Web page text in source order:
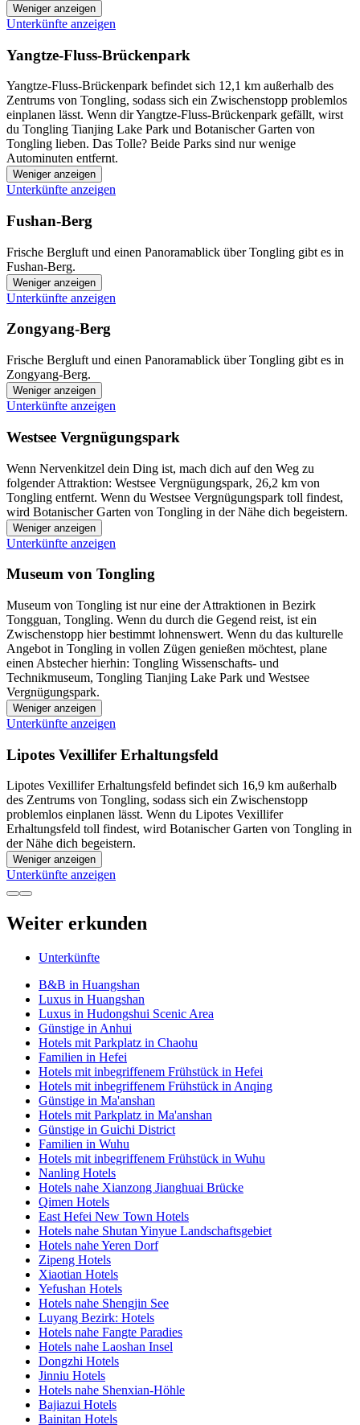
Weniger anzeigen
Unterkünfte anzeigen
Yangtze-Fluss-Brückenpark
Yangtze-Fluss-Brückenpark befindet sich 12,1 km außerhalb des
Zentrums von Tongling, sodass sich ein Zwischenstopp problemlos
einplanen lässt. Wenn dir Yangtze-Fluss-Brückenpark gefällt, wirst
du Tongling Tianjing Lake Park und Botanischer Garten von
Tongling lieben. Das Tolle? Beide Parks sind nur wenige
Autominuten entfernt.
Weniger anzeigen
Unterkünfte anzeigen
Fushan-Berg
Frische Bergluft und einen Panoramablick über Tongling gibt es in
Fushan-Berg.
Weniger anzeigen
Unterkünfte anzeigen
Zongyang-Berg
Frische Bergluft und einen Panoramablick über Tongling gibt es in
Zongyang-Berg.
Weniger anzeigen
Unterkünfte anzeigen
Westsee Vergnügungspark
Wenn Nervenkitzel dein Ding ist, mach dich auf den Weg zu
folgender Attraktion: Westsee Vergnügungspark, 26,2 km von
Tongling entfernt. Wenn du Westsee Vergnügungspark toll findest,
wird Botanischer Garten von Tongling in der Nähe dich begeistern.
Weniger anzeigen
Unterkünfte anzeigen
Museum von Tongling
Museum von Tongling ist nur eine der Attraktionen in Bezirk
Tongguan, Tongling. Wenn du durch die Gegend reist, ist ein
Zwischenstopp hier bestimmt lohnenswert. Wenn du das kulturelle
Angebot in Tongling in vollen Zügen genießen möchtest, plane
einen Abstecher hierhin: Tongling Wissenschafts- und
Technikmuseum, Tongling Tianjing Lake Park und Westsee
Vergnügungspark.
Weniger anzeigen
Unterkünfte anzeigen
Lipotes Vexillifer Erhaltungsfeld
Lipotes Vexillifer Erhaltungsfeld befindet sich 16,9 km außerhalb
des Zentrums von Tongling, sodass sich ein Zwischenstopp
problemlos einplanen lässt. Wenn du Lipotes Vexillifer
Erhaltungsfeld toll findest, wird Botanischer Garten von Tongling in
der Nähe dich begeistern.
Weniger anzeigen
Unterkünfte anzeigen
Weiter erkunden
Unterkünfte
B&B in Huangshan
Luxus in Huangshan
Luxus in Hudongshui Scenic Area
Günstige in Anhui
Hotels mit Parkplatz in Chaohu
Familien in Hefei
Hotels mit inbegriffenem Frühstück in Hefei
Hotels mit inbegriffenem Frühstück in Anqing
Günstige in Ma'anshan
Hotels mit Parkplatz in Ma'anshan
Günstige in Guichi District
Familien in Wuhu
Hotels mit inbegriffenem Frühstück in Wuhu
Nanling Hotels
Hotels nahe Xianzong Jianghuai Brücke
Qimen Hotels
East Hefei New Town Hotels
Hotels nahe Shutan Yinyue Landschaftsgebiet
Hotels nahe Yeren Dorf
Zipeng Hotels
Xiaotian Hotels
Yefushan Hotels
Hotels nahe Shengjin See
Luyang Bezirk: Hotels
Hotels nahe Fangte Paradies
Hotels nahe Laoshan Insel
Dongzhi Hotels
Jinniu Hotels
Hotels nahe Shenxian-Höhle
Bajiazui Hotels
Bainitan Hotels